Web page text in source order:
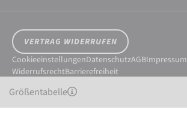
Größentabelle
VERTRAG WIDERRUFEN
CookieeinstellungenDatenschutzAGBImpressum
WiderrufsrechtBarrierefreiheit
© 2026 Reusch International SpA - AG